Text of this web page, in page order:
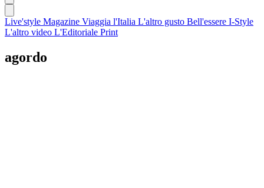
Live'style Magazine Viaggia l'Italia L'altro gusto Bell'essere I-Style
L'altro video L'Editoriale Print
agordo